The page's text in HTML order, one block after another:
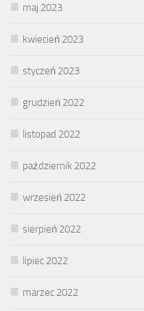
maj 2023
kwiecień 2023
styczeń 2023
grudzień 2022
listopad 2022
październik 2022
wrzesień 2022
sierpień 2022
lipiec 2022
marzec 2022